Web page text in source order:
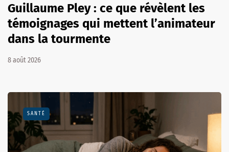
Guillaume Pley : ce que révèlent les
témoignages qui mettent l’animateur
dans la tourmente
8 août 2026
SANTÉ